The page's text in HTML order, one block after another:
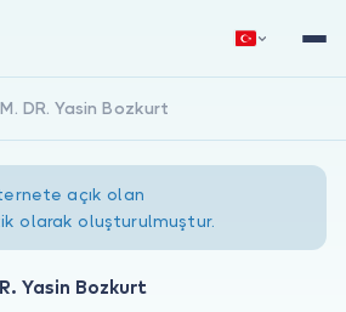
Giriş Yap
DR. Yasin Bozkurt
açık olan
olarak oluşturulmuştur.
Yasin Bozkurt